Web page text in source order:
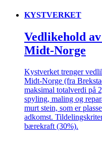
KYSTVERKET
Vedlikehold
Midt-Norge
Kystverket trenger
Midt-Norge (fra
maksimal totalverdi på
spyling, maling og
murt stein, som er
adkomst.
bærekraft (30%).